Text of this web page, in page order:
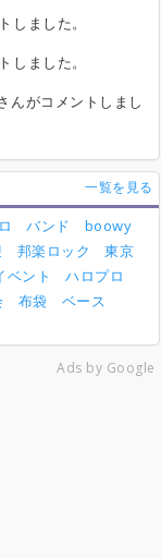
しました。
しました。
んがコメントしまし
一覧を見る
バンド
boowy
邦楽ロック
東京
ベント
ハロプロ
布袋
ベース
Ads by Google